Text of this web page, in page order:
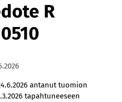
R
antanut tuomion
tapahtuneeseen